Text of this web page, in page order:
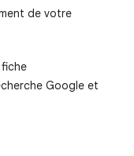
de votre
Google et